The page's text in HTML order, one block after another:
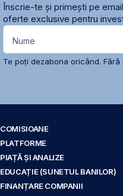
Înscrie-te și primești pe
oferte exclusive pentru
Nume
Te poți dezabona oricând. Fără
COMISIOANE
PLATFORME
PIAȚĂ ȘI ANALIZE
EDUCAȚIE (SUNETUL BANILOR)
FINANȚARE COMPANII